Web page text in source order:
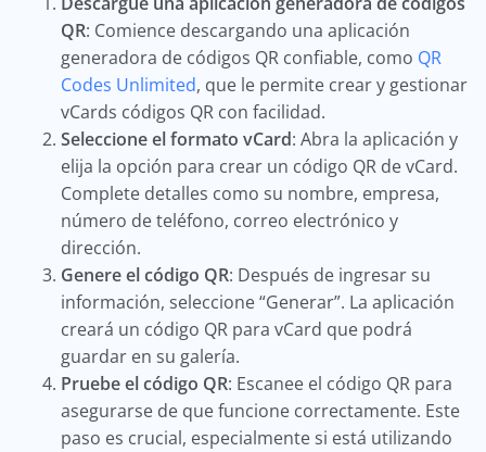
QR: Comience descargando una aplicación
generadora de códigos QR confiable, como QR
Codes Unlimited, que le permite crear y gestionar
vCards códigos QR con facilidad.
Seleccione el formato vCard: Abra la aplicación y
elija la opción para crear un código QR de vCard.
Complete detalles como su nombre, empresa,
número de teléfono, correo electrónico y
dirección.
Genere el código QR: Después de ingresar su
información, seleccione “Generar”. La aplicación
creará un código QR para vCard que podrá
guardar en su galería.
Pruebe el código QR: Escanee el código QR para
asegurarse de que funcione correctamente. Este
paso es crucial, especialmente si está utilizando